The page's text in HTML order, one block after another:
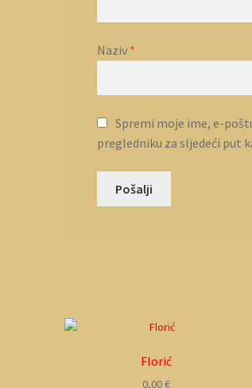
Naziv *
Spremi moje ime, e-
pregledniku za sljedeći put
Florić
0,00€